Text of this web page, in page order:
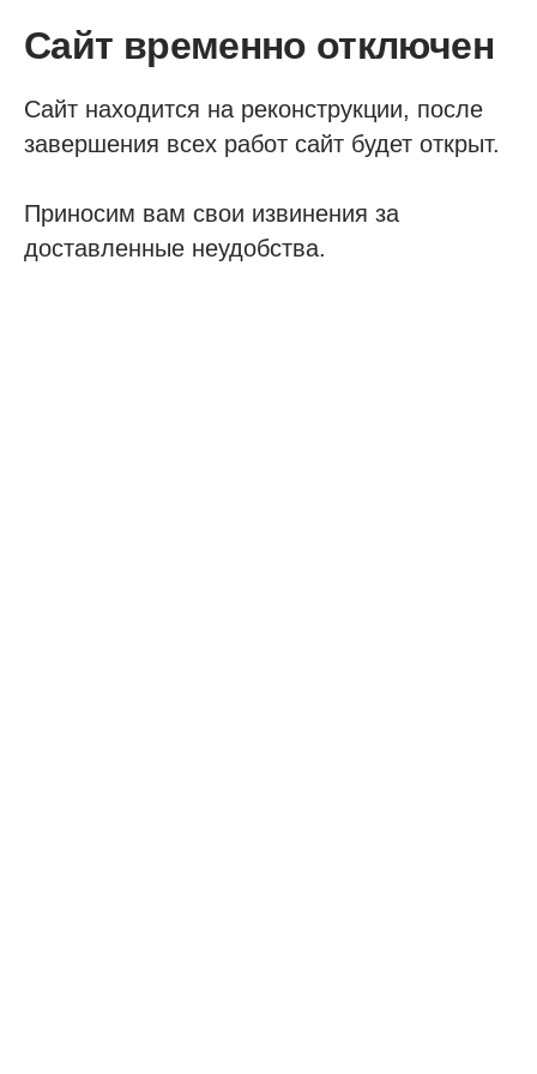
Сайт временно отключен
Сайт находится на реконструкции, после
завершения всех работ сайт будет открыт.
Приносим вам свои извинения за
доставленные неудобства.